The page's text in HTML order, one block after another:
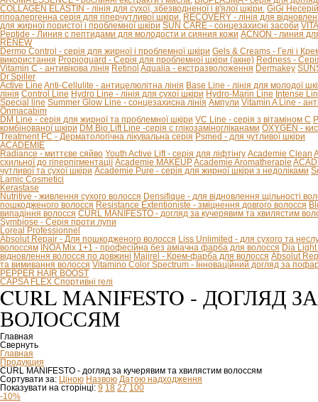
COLLAGEN ELASTIN - лінія для сухої, збезводненої і в'ялої шкіри. GiGi
гіпоалергенна серія для гіперчутливої ​​шкіри. RECOVERY - лінія для
для жирної пористої і проблемної шкіри SUN CARE - сонцезахисні засоби
Peptide - Линия с пептидами для молодости и сияния кожи ACNON - линия
RENEW
Dermo Control - серія для жирної і проблемної шкіри Gels & Creams - Гелі і
використання Propioguard - Серія для проблемної шкіри (акне) Redness -
Vitamin C - антивікова лінія Retinol Aqualia - екстразволоження Dermakey
Dr.Spiller
Active Line Anti-Cellulite - антицелюлітна лінія Base Line - лінія для молодої
лінія Control Line Hydro Line - лінія для сухої шкіри Hydro-Marin Line Intense
Special line Summer Glow Line - сонцезахисна лінія Ампули Vitamin A Line -
Onmacabim
DM Line - серія для жирної та проблемної шкіри VC Line - серія з вітаміном С
комбінованої шкіри DM Bio Lift Line -cерія с глікозаміногліканами OXYGEN -
Treatment FC - Дерматологічна лікувальна серія Psmed - для чутливої шкіри
ACADEMIE
Radiance - миттєве сяйво Youth Active Lift - серія для ліфтінгу Academie Clean
схильної до гіперпігментації Academie MAKEUPAcademie Aromatherapie
чутливої та сухої шкіри Academie Pure - серія для жирної шкіри з недоліками
Lamic Cosmetici
Kerastase
Nutritive - живлення сухого волосся Densifique - для відновлення щільності
пошкодженого волосся Resistance Extentioniste - зміцнення довгого волосся
випадіння волосся CURL MANIFESTO - догляд за кучерявим та хвилястим
Symbiose - Серія проти лупи
Loreal Professionnel
Absolut Repair - Для пошкодженого волосся Liss Unlimited - для сухого та
волоссям INOA Mix 1+1 - професійна без аміачна фарба для волосся Dia Light
відновлення волосся по довжині Majirel - Крем-фарба для волосся Absolut
та вимивання волосся Vitamino Color Spectrum - Інноваційний догляд за
PEPPER HAIR BOOST
CAPSA FLEX Спортивні гелі
CURL MANIFESTO -
ВОЛОССЯМ
Главная
Свернуть
Главная
Продукция
CURL MANIFESTO - догляд за кучерявим та хвилястим волоссям
Сортувати за: Ціною Назвою Датою надходження
Показувати на сторінці: 9 18 27 100
-10%